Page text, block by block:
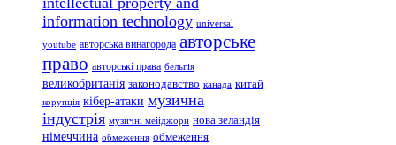
information technology universal
youtube авторська винагорода авторське
право авторські права бельгія
великобританія законодавство канада китай
корупція кібер-атаки музична
індустрія музичні мейджори нова зеландія
німеччина обмеження обмеження